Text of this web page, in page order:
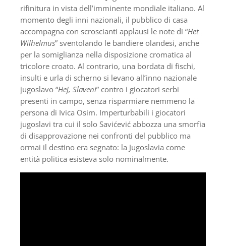
rifinitura in vista dell’imminente mondiale italiano. Al
momento degli inni nazionali, il pubblico di casa
accompagna con scroscianti applausi le note di “Het
Wilhelmus” sventolando le bandiere olandesi, anche
per la somiglianza nella disposizione cromatica al
tricolore croato. Al contrario, una bordata di fischi,
insulti e urla di scherno si levano all’inno nazionale
jugoslavo “Hej, Slaveni” contro i giocatori serbi
presenti in campo, senza risparmiare nemmeno la
persona di Ivica Osim. Imperturbabili i giocatori
jugoslavi tra cui il solo Savićević abbozza una smorfia
di disapprovazione nei confronti del pubblico ma
ormai il destino era segnato: la Jugoslavia come
entità politica esisteva solo nominalmente.